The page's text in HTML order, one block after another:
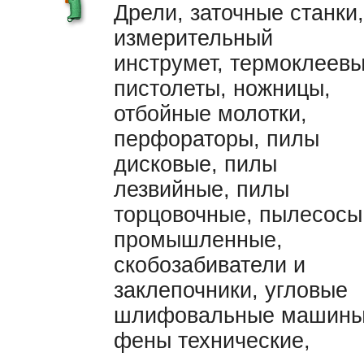
Дрели, заточные станки,
измерительный
инструмет,
пистолеты, ножницы,
отбойные молотки,
перфораторы, пилы
дисковые, пилы
лезвийные, пилы
торцовочные, пылесосы
промышленные,
скобозабиватели и
заклепочники, угловые
шлифовальные
фены технические,